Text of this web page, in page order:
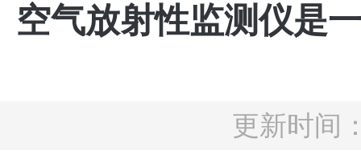
空气放射性监测仪是
更新时间